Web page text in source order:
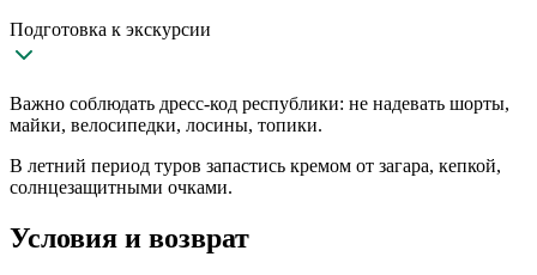
Подготовка к экскурсии
Важно соблюдать дресс-код республики: не надевать шорты,
майки, велосипедки, лосины, топики.
В летний период туров запастись кремом от загара, кепкой,
солнцезащитными очками.
Условия и возврат